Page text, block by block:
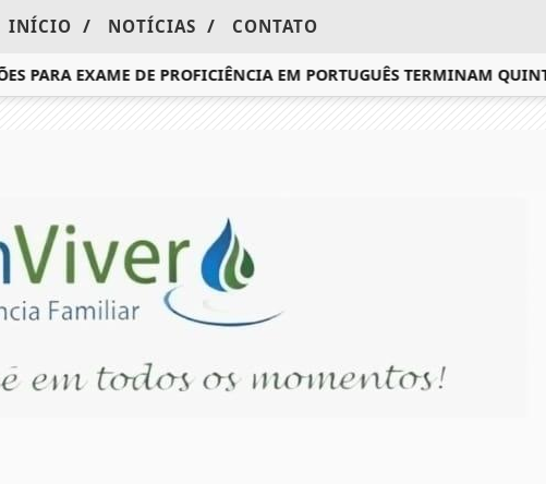
INÍCIO / NOTÍCIAS / CONTATO
PARA EXAME DE PROFICIÊNCIA EM PORTUGUÊS TERMINAM QUINTA